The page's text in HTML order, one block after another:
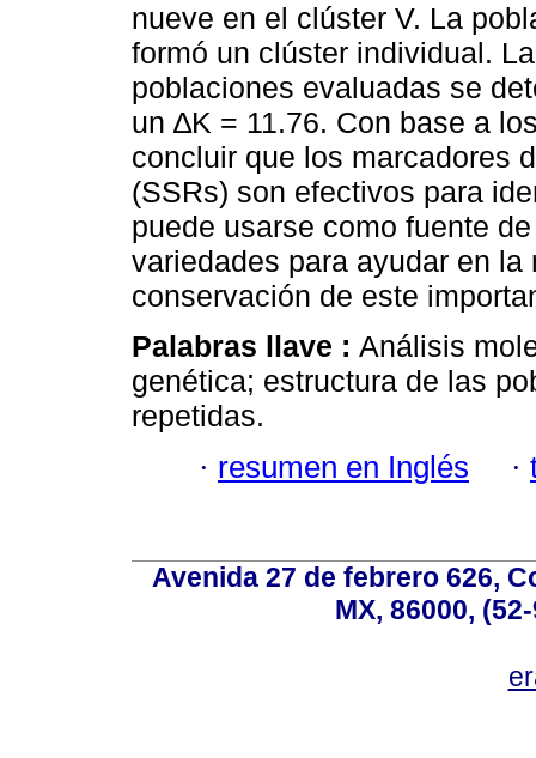
nueve en el clúster V. La
formó un clúster individual.
poblaciones evaluadas se
un ∆K = 11.76. Con base a
concluir que los marcadores
(SSRs) son efectivos para
puede usarse como fuente
variedades para ayudar en
conservación de este
Palabras llave : Análisis
genética; estructura de las
repetidas.
· resumen en Inglés ·
Avenida 27 de febrero 626,
MX, 86000,